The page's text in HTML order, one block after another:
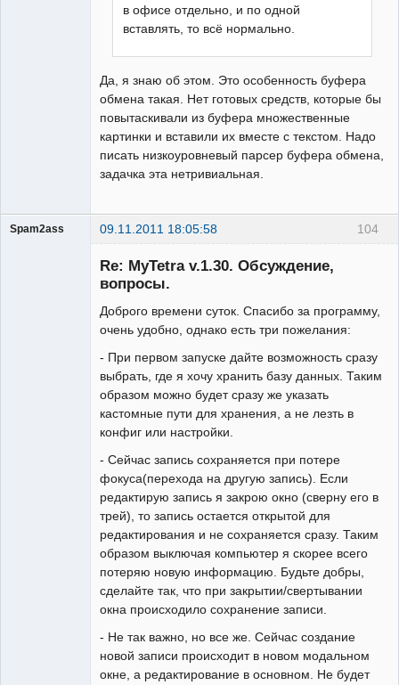
в офисе отдельно, и по одной
вставлять, то всё нормально.
Да, я знаю об этом. Это особенность буфера
обмена такая. Нет готовых средств, которые бы
повытаскивали из буфера множественные
картинки и вставили их вместе с текстом. Надо
писать низкоуровневый парсер буфера обмена,
задачка эта нетривиальная.
104
Spam2ass 09.11.2011 18:05:58
Re: MyTetra v.1.30. Обсуждение,
вопросы.
Доброго времени суток. Спасибо за программу,
очень удобно, однако есть три пожелания:
- При первом запуске дайте возможность сразу
выбрать, где я хочу хранить базу данных. Таким
образом можно будет сразу же указать
кастомные пути для хранения, а не лезть в
конфиг или настройки.
- Сейчас запись сохраняется при потере
фокуса(перехода на другую запись). Если
редактирую запись я закрою окно (сверну его в
трей), то запись остается открытой для
редактирования и не сохраняется сразу. Таким
образом выключая компьютер я скорее всего
потеряю новую информацию. Будьте добры,
сделайте так, что при закрытии/свертывании
окна происходило сохранение записи.
- Не так важно, но все же. Сейчас создание
новой записи происходит в новом модальном
окне, а редактирование в основном. Не будет